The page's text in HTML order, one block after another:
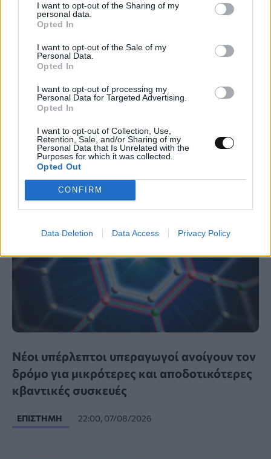
I want to opt-out of the Sharing of my
personal data.
Opted In
I want to opt-out of the Sale of my
Personal Data.
Opted In
I want to opt-out of processing my
Personal Data for Targeted Advertising.
Opted In
I want to opt-out of Collection, Use,
Retention, Sale, and/or Sharing of my
Personal Data that Is Unrelated with the
Purposes for which it was collected.
Opted Out
CONFIRM
Data Deletion Data Access Privacy Policy
Η έρευνα της ομάδας
Φεβρουαρίου στο Astrophysical Journal
Letters
Τελευταία άρθρα
Νέοι υπέρλεπτοι υπεραγωγοί ανοίγουν τον
δρόμο για μικρότερες και αποδοτικότερες
κβαντικές συσκευές
ΕΠΙΣΤΉΜΗ 22:00, 07/08/2026